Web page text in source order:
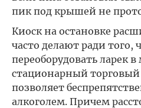
пик под крышей не
Киоск на остановке
часто делают ради того,
переоборудовать ларек
стационарный
позволяет
алкоголем. Причем